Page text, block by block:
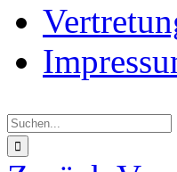
nach: